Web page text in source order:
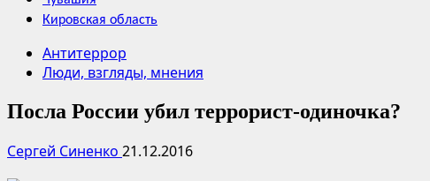
Кировская область
Антитеррор
Люди, взгляды, мнения
Посла России убил террорист-одиночка?
Сергей Синенко 21.12.2016